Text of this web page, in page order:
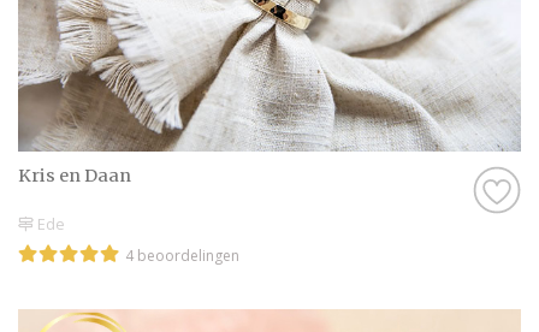
Kris en Daan
Ede
4 beoordelingen